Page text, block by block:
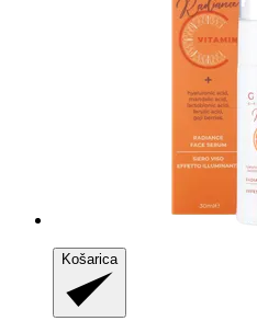
Košarica